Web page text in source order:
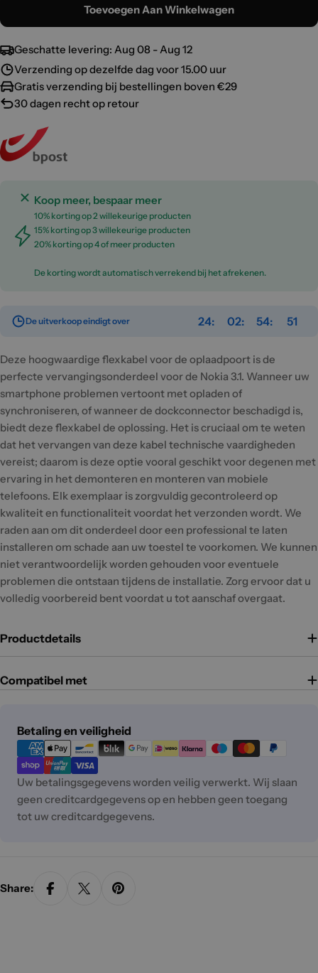
Toevoegen Aan Winkelwagen
Geschatte levering: Aug 08 - Aug 12
Verzending op dezelfde dag voor 15.00 uur
Gratis verzending bij bestellingen boven €29
30 dagen recht op retour
Koop meer, bespaar meer
10% korting op 2 willekeurige producten
15% korting op 3 willekeurige producten
20% korting op 4 of meer producten
De korting wordt automatisch verrekend bij het afrekenen.
De uitverkoop eindigt over 24 02 54 51
Deze hoogwaardige flexkabel voor de oplaadpoort is de
perfecte vervangingsonderdeel voor de Nokia 3.1. Wanneer uw
smartphone problemen vertoont met opladen of
synchroniseren, of wanneer de dockconnector beschadigd is,
biedt deze flexkabel de oplossing. Het is cruciaal om te weten
dat het vervangen van deze kabel technische vaardigheden
vereist; daarom is deze optie vooral geschikt voor degenen met
ervaring in het demonteren en monteren van mobiele
telefoons. Elk exemplaar is zorgvuldig gecontroleerd op
kwaliteit en functionaliteit voordat het verzonden wordt. We
raden aan om dit onderdeel door een professional te laten
installeren om schade aan uw toestel te voorkomen. We kunnen
niet verantwoordelijk worden gehouden voor eventuele
problemen die ontstaan tijdens de installatie. Zorg ervoor dat u
volledig voorbereid bent voordat u tot aanschaf overgaat.
Productdetails
Compatibel met
Betaling en veiligheid
Betaalmethoden
Uw betalingsgegevens worden veilig verwerkt. Wij slaan
geen creditcardgegevens op en hebben geen toegang
tot uw creditcardgegevens.
Share: